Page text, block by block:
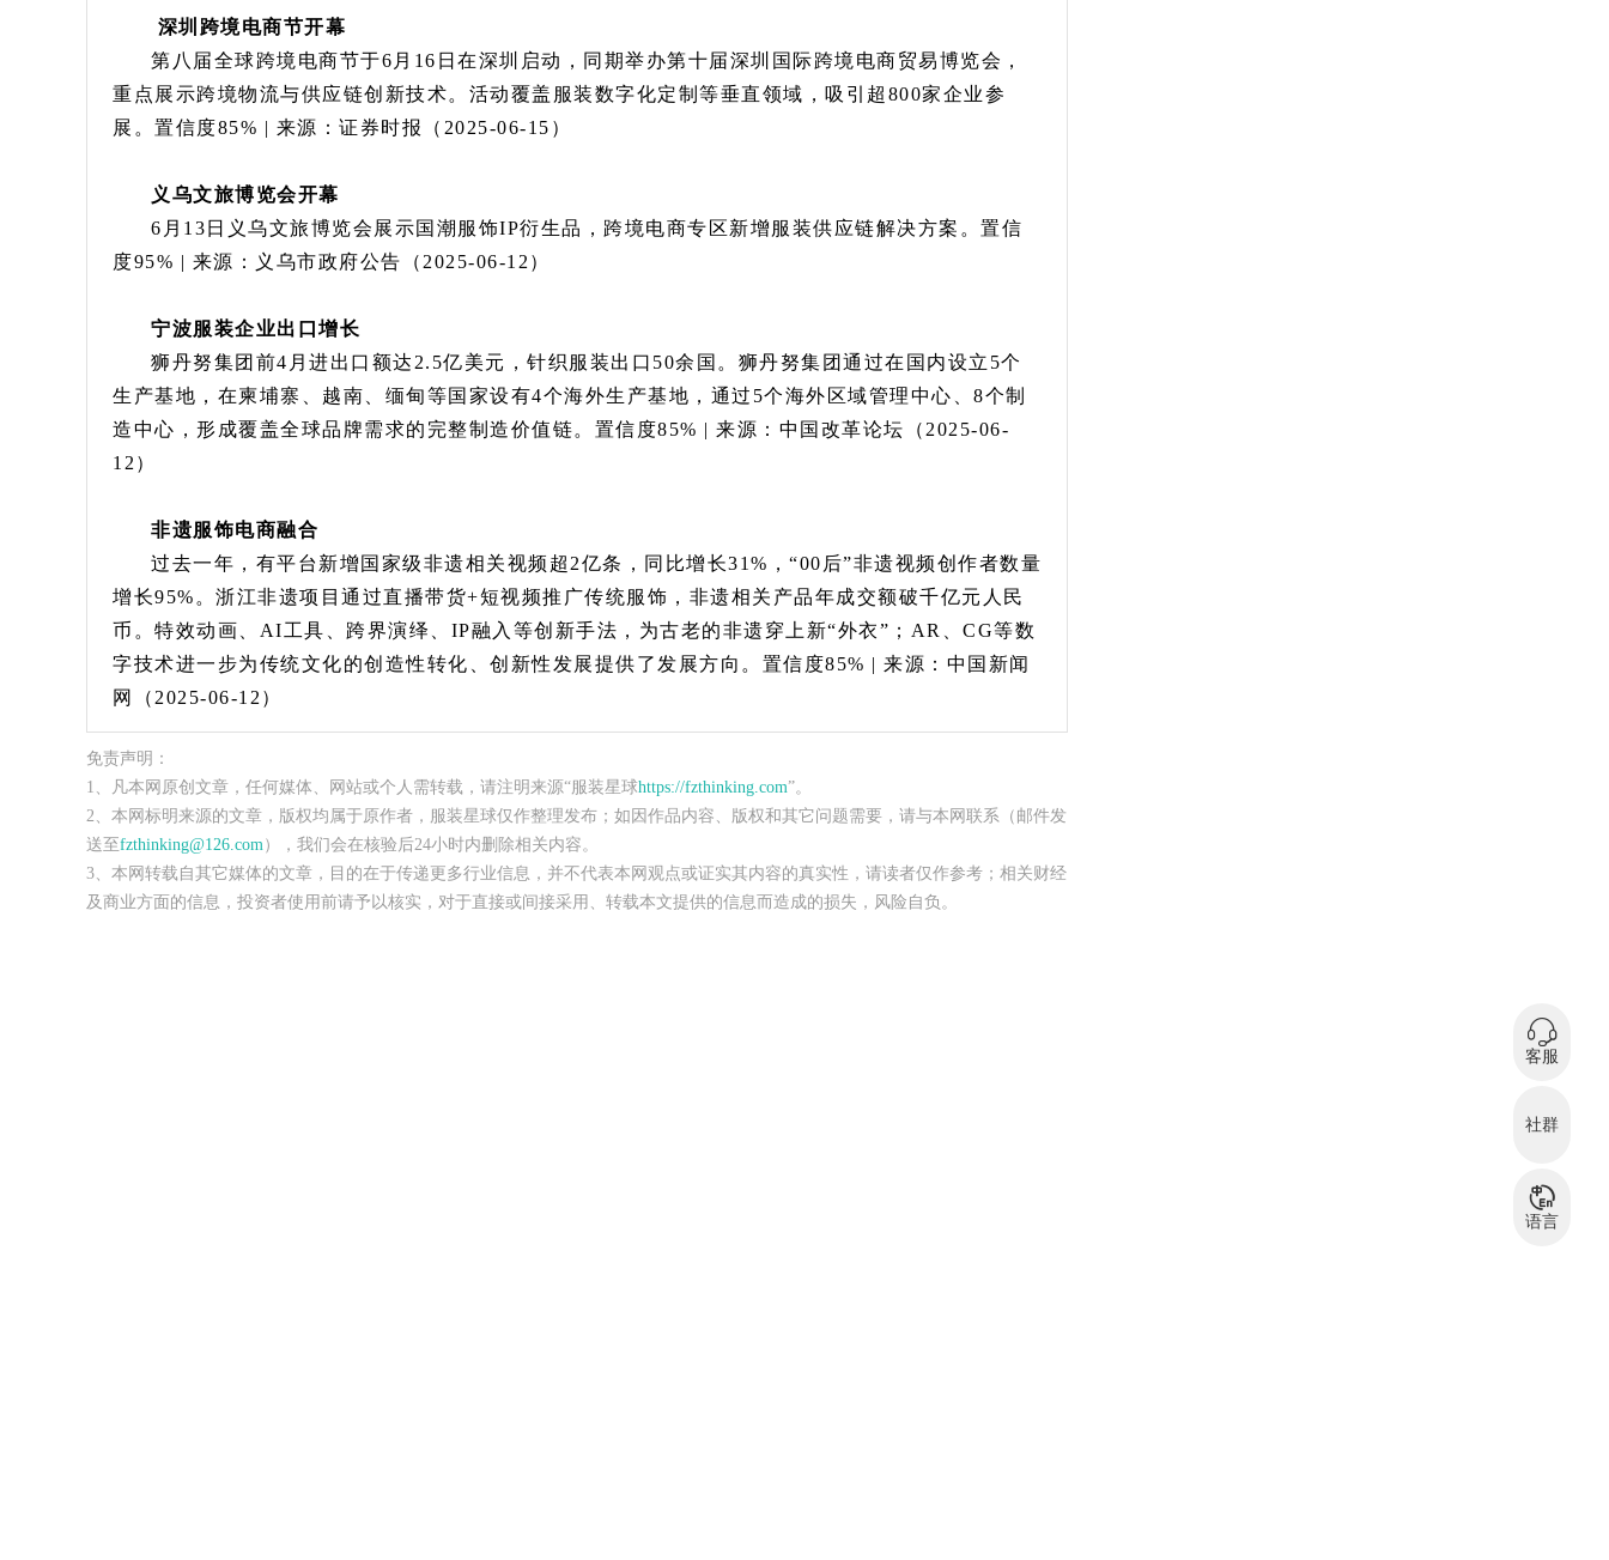
深圳跨境电商节开幕
第八届全球跨境电商节于6月16日在深圳启动，同期举办第十届深圳国际跨境电商贸易博览会，
重点展示跨境物流与供应链创新技术。活动覆盖服装数字化定制等垂直领域，吸引超800家企业参
展。置信度85% | 来源：证券时报（2025-06-15）
义乌文旅博览会开幕
6月13日义乌文旅博览会展示国潮服饰IP衍生品，跨境电商专区新增服装供应链解决方案。置信
度95% | 来源：义乌市政府公告（2025-06-12）
宁波服装企业出口增长
狮丹努集团前4月进出口额达2.5亿美元，针织服装出口50余国。狮丹努集团通过在国内设立5个
生产基地，在柬埔寨、越南、缅甸等国家设有4个海外生产基地，通过5个海外区域管理中心、8个制
造中心，形成覆盖全球品牌需求的完整制造价值链。置信度85% | 来源：中国改革论坛（2025-06-
12）
非遗服饰电商融合
过去一年，有平台新增国家级非遗相关视频超2亿条，同比增长31%，“00后”非遗视频创作者数量
增长95%。浙江非遗项目通过直播带货+短视频推广传统服饰，非遗相关产品年成交额破千亿元人民
币。特效动画、AI工具、跨界演绎、IP融入等创新手法，为古老的非遗穿上新“外衣”；AR、CG等数
字技术进一步为传统文化的创造性转化、创新性发展提供了发展方向。置信度85% | 来源：中国新闻
网（2025-06-12）
免责声明：
1、凡本网原创文章，任何媒体、网站或个人需转载，请注明来源“服装星球https://fzthinking.com”。
2、本网标明来源的文章，版权均属于原作者，服装星球仅作整理发布；如因作品内容、版权和其它问题需要，请与本网联系（邮件发
送至fzthinking@126.com），我们会在核验后24小时内删除相关内容。
3、本网转载自其它媒体的文章，目的在于传递更多行业信息，并不代表本网观点或证实其内容的真实性，请读者仅作参考；相关财经
及商业方面的信息，投资者使用前请予以核实，对于直接或间接采用、转载本文提供的信息而造成的损失，风险自负。
客服
群
社群
中文
语言